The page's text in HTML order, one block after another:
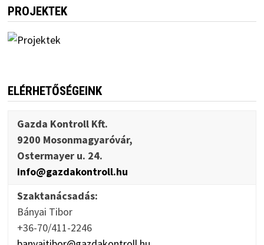
PROJEKTEK
ELÉRHETŐSÉGEINK
Gazda Kontroll Kft.
9200 Mosonmagyaróvár,
Ostermayer u. 24.
info@gazdakontroll.hu
Szaktanácsadás:
Bányai Tibor
+36-70/411-2246